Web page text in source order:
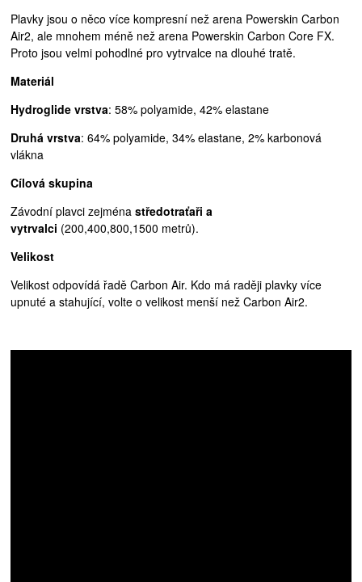
Plavky jsou o něco více kompresní než arena Powerskin Carbon
Air2, ale mnohem méně než arena Powerskin Carbon Core FX.
Proto jsou velmi pohodlné pro vytrvalce na dlouhé tratě.
Materiál
Hydroglide vrstva: 58% polyamide, 42% elastane
Druhá vrstva: 64% polyamide, 34% elastane, 2% karbonová
vlákna
Cílová skupina
Závodní plavci zejménastředotraťaři a
vytrvalci (200,400,800,1500 metrů).
Velikost
Velikost odpovídá řadě Carbon Air. Kdo má raději plavky více
upnuté a stahující, volte o velikost menší než Carbon Air2.